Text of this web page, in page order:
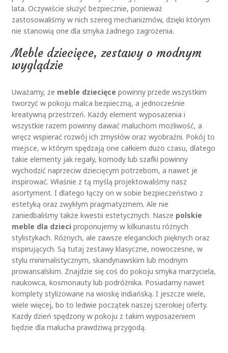
lata. Oczywiście służyć bezpiecznie, ponieważ
zastosowaliśmy w nich szereg mechanizmów, dzięki którym
nie stanowią one dla smyka żadnego zagrożenia.
Meble dziecięce, zestawy o modnym
wyglądzie
Uważamy, że meble dziecięce powinny przede wszystkim
tworzyć w pokoju malca bezpieczną, a jednocześnie
kreatywną przestrzeń. Każdy element wyposażenia i
wszystkie razem powinny dawać maluchom możliwość, a
wręcz wspierać rozwój ich zmysłów oraz wyobraźni. Pokój to
miejsce, w którym spędzają one całkiem dużo czasu, dlatego
takie elementy jak regały, komody lub szafki powinny
wychodzić naprzeciw dziecięcym potrzebom, a nawet je
inspirować. Właśnie z tą myślą projektowaliśmy nasz
asortyment. I dlatego łączy on w sobie bezpieczeństwo z
estetyką oraz zwykłym pragmatyzmem. Ale nie
zaniedbaliśmy także kwestii estetycznych. Nasze polskie
meble dla dzieci proponujemy w kilkunastu różnych
stylistykach. Różnych, ale zawsze eleganckich pięknych oraz
inspirujących. Są tutaj zestawy klasyczne, nowoczesne, w
stylu minimalistycznym, skandynawskim lub modnym
prowansalskim. Znajdzie się coś do pokoju smyka marzyciela,
naukowca, kosmonauty lub podróżnika. Posiadamy nawet
komplety stylizowane na wioskę indiańską. I jeszcze wiele,
wiele więcej, bo to ledwie początek naszej szerokiej oferty.
Każdy dzień spędzony w pokoju z takim wyposażeniem
będzie dla malucha prawdziwą przygodą.